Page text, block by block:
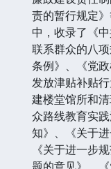
责的暂行规定
中，收录了《
联系群众的八
条例》、《党
发放津贴补贴
建楼堂馆所和
众路线教育实
知》、《关于进
《关于进一步